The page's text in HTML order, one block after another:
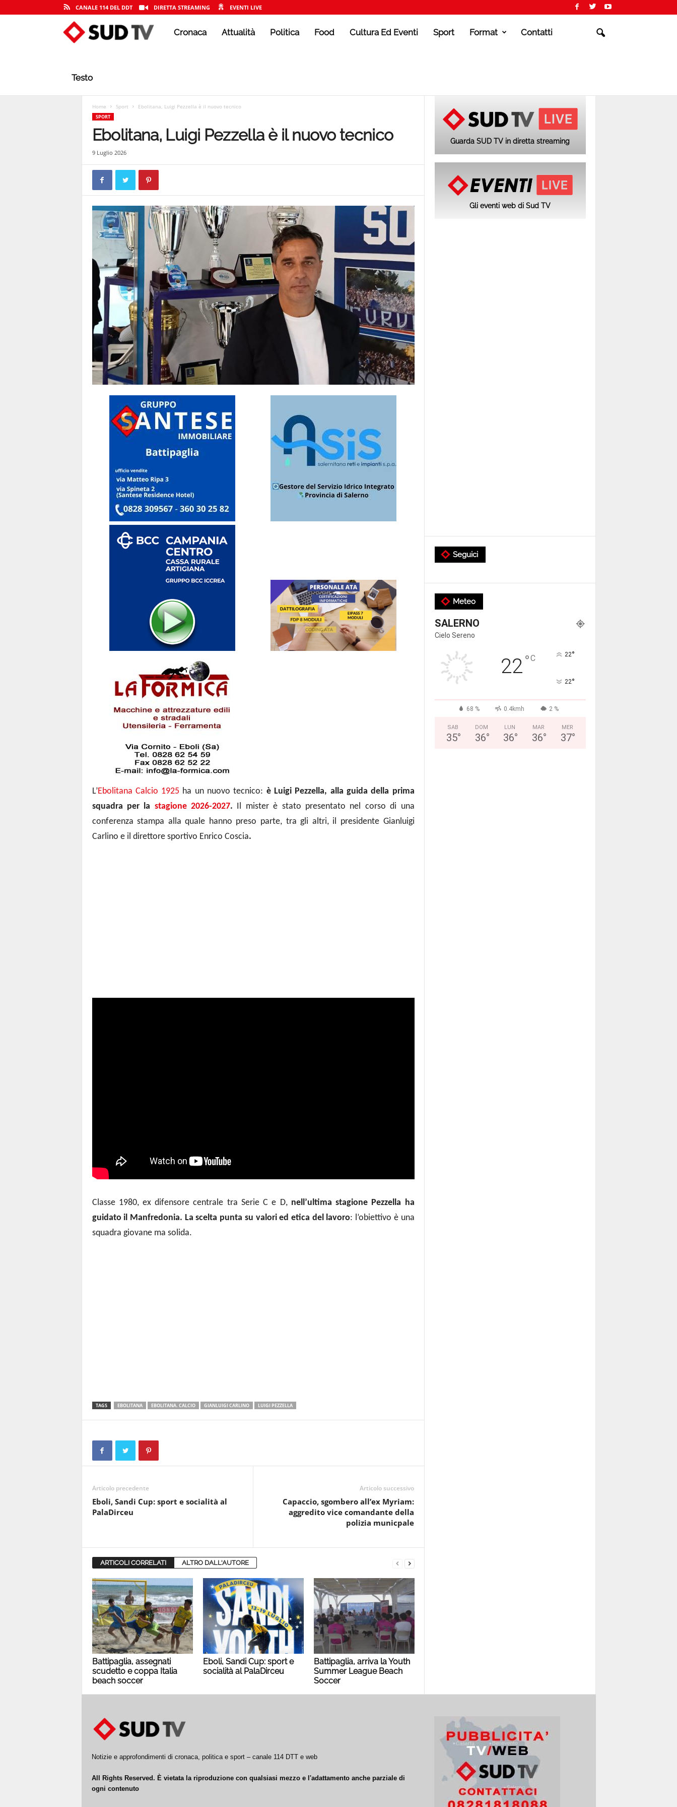
CANALE 114 DEL DDT DIRETTA STREAMING EVENTI LIVE
T
|
1
1
4
Cronaca Attualità Politica Food Cultura Ed Eventi Sport Format Contatti
Testo
Home Sport Ebolitana, Luigi Pezzella è il nuovo tecnico
SPORT
Ebolitana, Luigi Pezzella è il nuovo tecnico
9 Luglio 2026
L’Ebolitana Calcio 1925 ha un nuovo tecnico: è Luigi Pezzella, alla guida della prima
squadra per la stagione 2026-2027. Il mister è stato presentato nel corso di una
conferenza stampa alla quale hanno preso parte, tra gli altri,il presidente Gianluigi
Carlino e il direttore sportivo Enrico Coscia.
Classe 1980, ex difensore centrale tra Serie C e D, nell’ultima stagione Pezzella ha
guidato il Manfredonia. La scelta punta su valori ed etica del lavoro: l’obiettivo è una
squadra giovane ma solida.
TAGS EBOLITANA EBOLITANA. CALCIO GIANLUIGI CARLINO LUIGI PEZZELLA
Articolo precedente
Eboli, Sandi Cup: sport e socialità al
PalaDirceu
Articolo successivo
Capaccio, sgombero all’ex Myriam:
aggredito vice comandante della
polizia municpale
ARTICOLI CORRELATI ALTRO DALL'AUTORE
Battipaglia, assegnati
scudetto e coppa Italia
beach soccer
Eboli, Sandi Cup: sport e
socialità al PalaDirceu
Battipaglia, arriva la Youth
Summer League Beach
Soccer
Guarda SUD TV in diretta streaming
Gli eventi web di Sud TV
Seguici
Meteo
SALERNO
Cielo Sereno
22°C 22°
22°
68 % 0.4kmh 2 %
SAB
35°
DOM
36°
LUN
36°
MAR
36°
MER
37°
Notizie e approfondimenti di cronaca, politica e sport – canale 114 DTT e web
All Rights Reserved. È vietata la riproduzione con qualsiasi mezzo e l'adattamento anche parziale di
ogni contenuto